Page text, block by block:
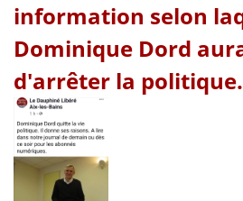
information selon
Dominique Dord
d'arrêter la politique.